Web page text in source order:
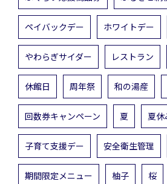
ペイバックデー ホワイトデー
やわらぎサイダー レストラン
休館日 周年祭 和の湯産
回数券キャンペーン 夏 夏休
子育て支援デー 安全衛生管理
期間限定メニュー 柚子 桜